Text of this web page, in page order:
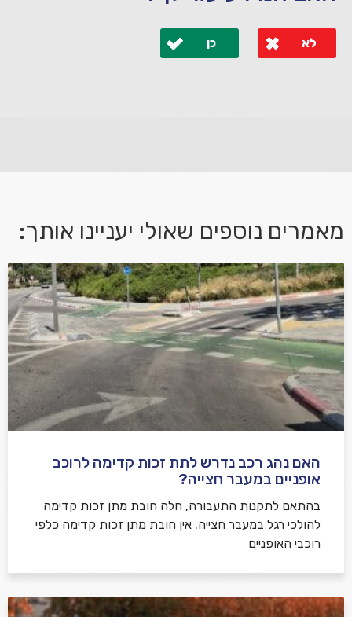
לא כן
אני מאשר/ת קבלת דיוור במייל ושימוש בפרטים בהתאם
למדיניות הפרטיות
שלח משוב
מאמרים נוספים שאולי יעניינו אותך:
האם נהג רכב נדרש לתת זכות קדימה לרוכב
אופניים במעבר חצייה?
בהתאם לתקנות התעבורה, חלה חובת מתן זכות קדימה
להולכי רגל במעבר חצייה. אין חובת מתן זכות קדימה כלפי
רוכבי האופניים